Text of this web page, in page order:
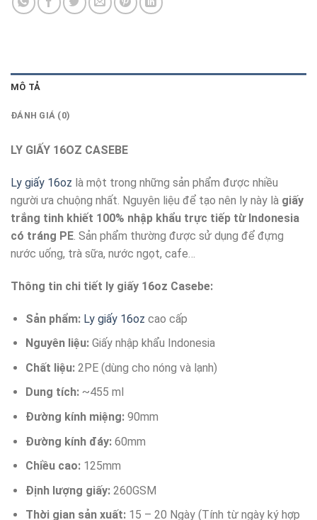
MÔ TẢ
ĐÁNH GIÁ (0)
LY GIẤY 16OZ CASEBE
Ly giấy 16oz là một trong những sản phẩm được nhiều
người ưa chuộng nhất. Nguyên liệu để tạo nên ly này là giấy
trắng tinh khiết 100% nhập khẩu trực tiếp từ Indonesia
có tráng PE. Sản phẩm thường được sử dụng để đựng
nước uống, trà sữa, nước ngọt, cafe…
Thông tin chi tiết ly giấy 16oz Casebe:
Sản phẩm: Ly giấy 16oz cao cấp
Nguyên liệu: Giấy nhập khẩu Indonesia
Chất liệu: 2PE (dùng cho nóng và lạnh)
Dung tích: ~455 ml
Đường kính miệng: 90mm
Đường kính đáy: 60mm
Chiều cao: 125mm
Định lượng giấy:260GSM
Thời gian sản xuất:15 – 20 Ngày (Tính từ ngày ký hợp